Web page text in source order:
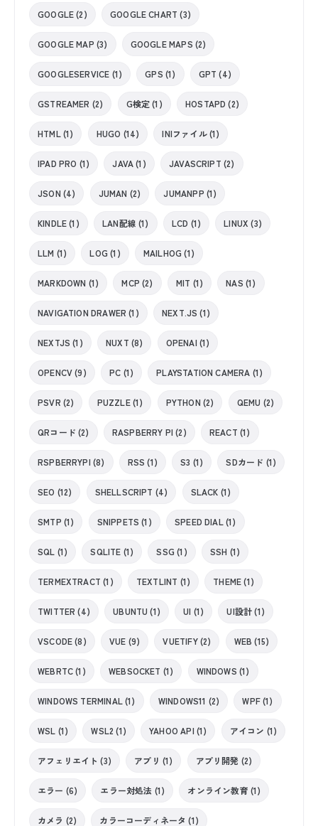
GOOGLE (2) GOOGLE CHART (3)
GOOGLE MAP (3) GOOGLE MAPS (2)
GOOGLESERVICE (1) GPS (1) GPT (4)
GSTREAMER (2) G検定 (1) HOSTAPD (2)
HTML (1) HUGO (14) INIファイル (1)
IPAD PRO (1) JAVA (1) JAVASCRIPT (2)
JSON (4) JUMAN (2) JUMANPP (1)
KINDLE (1) LAN配線 (1) LCD (1) LINUX (3)
LLM (1) LOG (1) MAILHOG (1)
MARKDOWN (1) MCP (2) MIT (1) NAS (1)
NAVIGATION DRAWER (1) NEXT.JS (1)
NEXTJS (1) NUXT (8) OPENAI (1)
OPENCV (9) PC (1) PLAYSTATION CAMERA (1)
PSVR (2) PUZZLE (1) PYTHON (2) QEMU (2)
QRコード (2) RASPBERRY PI (2) REACT (1)
RSPBERRYPI (8) RSS (1) S3 (1) SDカード (1)
SEO (12) SHELLSCRIPT (4) SLACK (1)
SMTP (1) SNIPPETS (1) SPEED DIAL (1)
SQL (1) SQLITE (1) SSG (1) SSH (1)
TERMEXTRACT (1) TEXTLINT (1) THEME (1)
TWITTER (4) UBUNTU (1) UI (1) UI設計 (1)
VSCODE (8) VUE (9) VUETIFY (2) WEB (15)
WEBRTC (1) WEBSOCKET (1) WINDOWS (1)
WINDOWS TERMINAL (1) WINDOWS11 (2) WPF (1)
WSL (1) WSL2 (1) YAHOO API (1) アイコン (1)
アフェリエイト (3) アプリ (1) アプリ開発 (2)
エラー (6) エラー対処法 (1) オンライン教育 (1)
カメラ (2) カラーコーディネータ (1)